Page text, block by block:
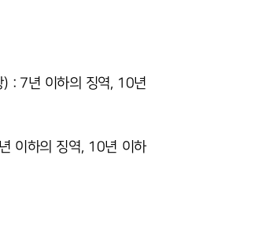
그룹소개
) : 7년 이하의 징역, 10년
이하의 징역, 10년 이하